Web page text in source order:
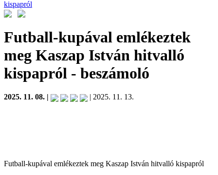
kispapról
Futball-kupával emlékeztek
meg Kaszap István hitvalló
kispapról - beszámoló
2025. 11. 08. | | 2025. 11. 13.
Futball-kupával emlékeztek meg Kaszap István hitvalló kispapról